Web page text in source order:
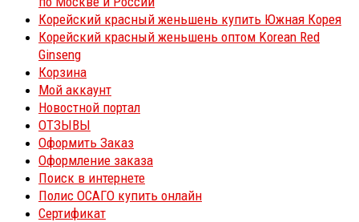
Корейский красный женьшень купить Южная Корея
Корейский красный женьшень оптом Korean Red
Ginseng
Корзина
Мой аккаунт
Новостной портал
ОТЗЫВЫ
Оформить Заказ
Оформление заказа
Поиск в интернете
Полис ОСАГО купить онлайн
Сертификат